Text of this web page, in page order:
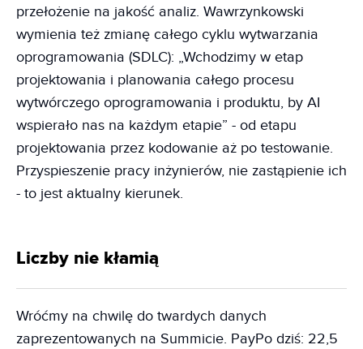
przełożenie na jakość analiz. Wawrzynkowski
wymienia też zmianę całego cyklu wytwarzania
oprogramowania (SDLC): „Wchodzimy w etap
projektowania i planowania całego procesu
wytwórczego oprogramowania i produktu, by AI
wspierało nas na każdym etapie” - od etapu
projektowania przez kodowanie aż po testowanie.
Przyspieszenie pracy inżynierów, nie zastąpienie ich
- to jest aktualny kierunek.
Liczby nie kłamią
Wróćmy na chwilę do twardych danych
zaprezentowanych na Summicie. PayPo dziś: 22,5